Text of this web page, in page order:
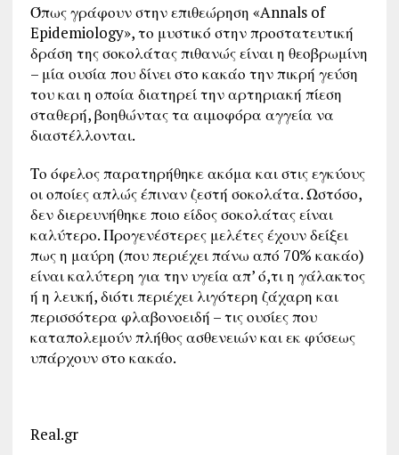
Όπως γράφουν στην επιθεώρηση «Annals of
Epidemiology», το μυστικό στην προστατευτική
δράση της σοκολάτας πιθανώς είναι η θεοβρωμίνη
– μία ουσία που δίνει στο κακάο την πικρή γεύση
του και η οποία διατηρεί την αρτηριακή πίεση
σταθερή, βοηθώντας τα αιμοφόρα αγγεία να
διαστέλλονται.
Το όφελος παρατηρήθηκε ακόμα και στις εγκύους
οι οποίες απλώς έπιναν ζεστή σοκολάτα. Ωστόσο,
δεν διερευνήθηκε ποιο είδος σοκολάτας είναι
καλύτερο. Προγενέστερες μελέτες έχουν δείξει
πως η μαύρη (που περιέχει πάνω από 70% κακάο)
είναι καλύτερη για την υγεία απ’ ό,τι η γάλακτος
ή η λευκή, διότι περιέχει λιγότερη ζάχαρη και
περισσότερα φλαβονοειδή – τις ουσίες που
καταπολεμούν πλήθος ασθενειών και εκ φύσεως
υπάρχουν στο κακάο.
Real.gr